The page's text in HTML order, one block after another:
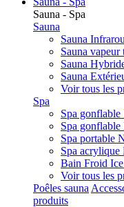
Sauna - Spa
Sauna
Sauna
Sauna
Sauna
Sauna
Voir tous les
Spa
Spa gonflable
Spa
Spa portable
Spa acrylique
Bain Froid
Voir tous les
Poêles sauna
produits